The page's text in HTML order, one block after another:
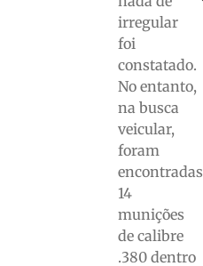
irregular
foi
constatado.
No entanto,
na busca
veicular,
foram
encontradas
14
munições
de calibre
.380 dentro